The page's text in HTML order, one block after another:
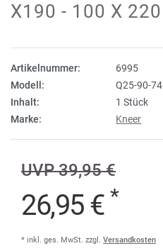
X190 - 100 X
Artikelnummer:
6995
Modell:
Q25-90-74
Inhalt:
1 Stück
Marke:
Kneer
UVP 39,95 €
26,95 € *
* inkl. ges. MwSt. zzgl. Versandkosten